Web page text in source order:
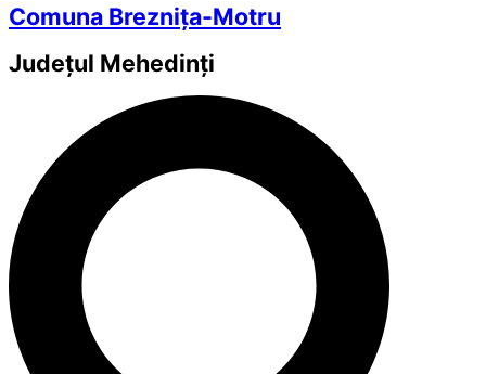
Comuna Breznița-Motru
Județul Mehedinți